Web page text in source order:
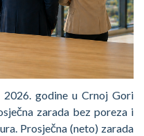
2026. godine u Crnoj Gori
zarada bez poreza i
Prosječna (neto) zarada